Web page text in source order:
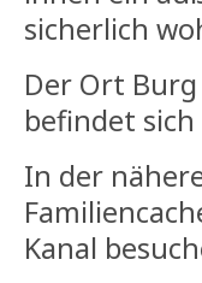
sicherlich
Der Ort
befindet sich
In der
Kanal